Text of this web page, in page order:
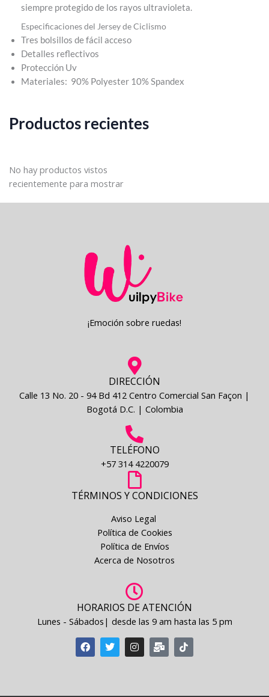
siempre protegido de los rayos ultravioleta.
Especificaciones del Jersey de Ciclismo
Tres bolsillos de fácil acceso
Detalles reflectivos
Protección Uv
Materiales: 90% Polyester 10% Spandex
Productos recientes
No hay productos vistos
recientemente para mostrar
¡Emoción sobre ruedas!
DIRECCIÓN
Calle 13 No. 20 - 94 Bd 412 Centro Comercial San Façon |
Bogotá D.C. | Colombia
TELÉFONO
+57 314 4220079
TÉRMINOS Y CONDICIONES
Aviso Legal
Política de Cookies
Política de Envíos
Acerca de Nosotros
HORARIOS DE ATENCIÓN
Lunes - Sábados| desde las 9 am hasta las 5 pm
F
a
c
T
w
i
I
n
s
M
a
i
T
i
k